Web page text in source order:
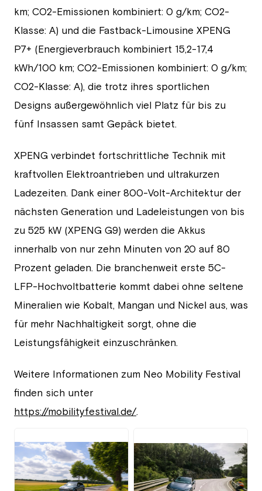
km; CO2-Emissionen kombiniert: 0 g/km; CO2-
Klasse: A) und die Fastback-Limousine XPENG
P7+ (Energieverbrauch kombiniert 15,2-17,4
kWh/100 km; CO2-Emissionen kombiniert: 0 g/km;
CO2-Klasse: A), die trotz ihres sportlichen
Designs außergewöhnlich viel Platz für bis zu
fünf Insassen samt Gepäck bietet.
XPENG verbindet fortschrittliche Technik mit
kraftvollen Elektroantrieben und ultrakurzen
Ladezeiten. Dank einer 800-Volt-Architektur der
nächsten Generation und Ladeleistungen von bis
zu 525 kW (XPENG G9) werden die Akkus
innerhalb von nur zehn Minuten von 20 auf 80
Prozent geladen. Die branchenweit erste 5C-
LFP-Hochvoltbatterie kommt dabei ohne seltene
Mineralien wie Kobalt, Mangan und Nickel aus, was
für mehr Nachhaltigkeit sorgt, ohne die
Leistungsfähigkeit einzuschränken.
Weitere Informationen zum Neo Mobility Festival
finden sich unter
https://mobilityfestival.de/.